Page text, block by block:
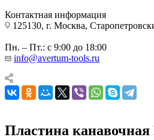
Контактная информация
125130, г. Москва,
Пн. – Пт.: с 9:00 до 18:00
info@avertum-tools.ru
Пластина